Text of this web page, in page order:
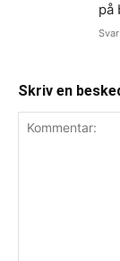
på
Svar
Skriv en